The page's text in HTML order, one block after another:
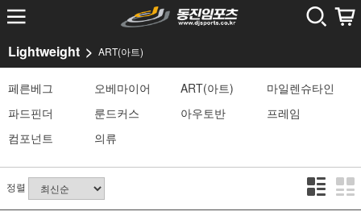
Lightweight ART(아트)
페른베그 오베마이어 ART(아트)
마일렌슈타인
파드핀더
룬드커스 아우토반
프레임
컴포넌트
의류
정렬